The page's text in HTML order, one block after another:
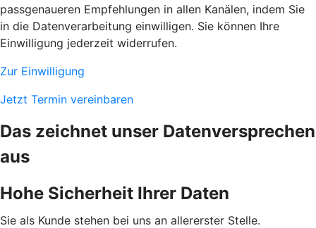
passgenaueren Empfehlungen in allen Kanälen, indem Sie
in die Datenverarbeitung einwilligen. Sie können Ihre
Einwilligung jederzeit widerrufen.
Zur Einwilligung
Jetzt Termin vereinbaren
Das zeichnet unser Datenversprechen
aus
Hohe Sicherheit Ihrer Daten
Sie als Kunde stehen bei uns an allererster Stelle.